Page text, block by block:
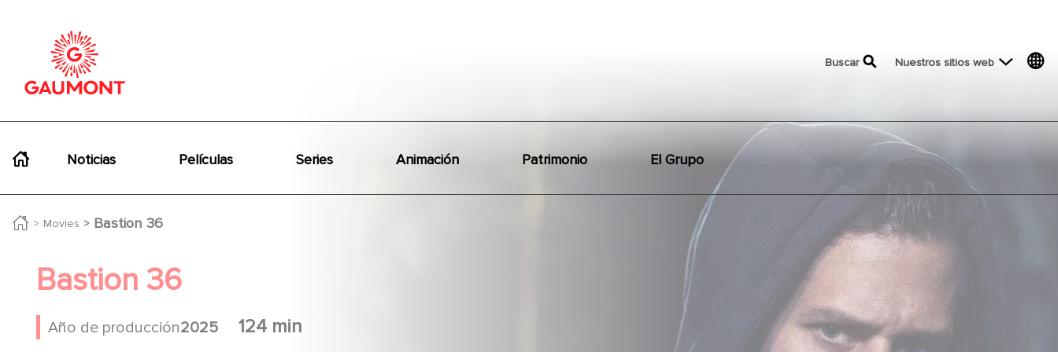
top menu
Buscar Nuestros sitios web
Noticias Películas Series Animación Patrimonio El Grupo
Movies Bastion 36
Bastion 36
Año de producción2025 124 min